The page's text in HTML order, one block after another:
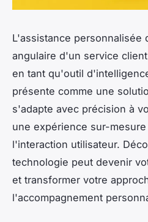
L'assistance personnalisée
angulaire d'un service
en tant qu'outil
présente comme une
s'adapte avec précision à
une expérience sur-
l'interaction utilisateur.
technologie peut devenir
et transformer votre
l'accompagnement